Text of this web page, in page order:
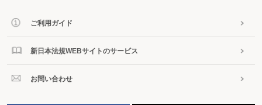
ご利用ガイド
新日本法規WEBサイトのサービス
お問い合わせ